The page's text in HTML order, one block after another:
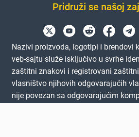
Pridruži se našoj
Nazivi proizvoda, logotipi i brendovi
veb-sajtu služe isključivo u svrhe
zaštitni znakovi i registrovani
vlasništvo njihovih odgovarajućih
nije povezan sa odgovarajućim